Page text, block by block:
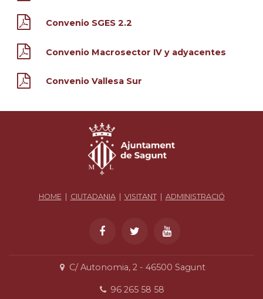
Convenio SGES 2.2
Convenio Macrosector IV y adyacentes
Convenio Vallesa Sur
HOME | CIUTADANIA| VISITANT| ADMINISTRACIÓ
C/ Autonomia, 2 - 46500 Sagunt
96 265 58 58